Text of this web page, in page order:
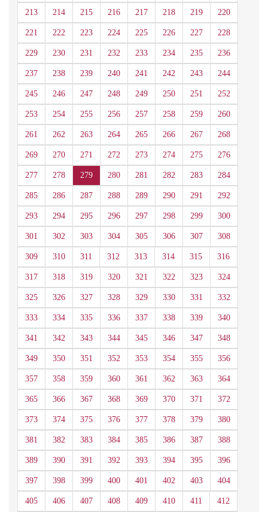
213 214 215 216 217 218 219 220
221 222 223 224 225 226 227 228
229 230 231 232 233 234 235 236
237 238 239 240 241 242 243 244
245 246 247 248 249 250 251 252
253 254 255 256 257 258 259 260
261 262 263 264 265 266 267 268
269 270 271 272 273 274 275 276
277 278 279 280 281 282 283 284
285 286 287 288 289 290 291 292
293 294 295 296 297 298 299 300
301 302 303 304 305 306 307 308
309 310 311 312 313 314 315 316
317 318 319 320 321 322 323 324
325 326 327 328 329 330 331 332
333 334 335 336 337 338 339 340
341 342 343 344 345 346 347 348
349 350 351 352 353 354 355 356
357 358 359 360 361 362 363 364
365 366 367 368 369 370 371 372
373 374 375 376 377 378 379 380
381 382 383 384 385 386 387 388
389 390 391 392 393 394 395 396
397 398 399 400 401 402 403 404
405 406 407 408 409 410 411 412